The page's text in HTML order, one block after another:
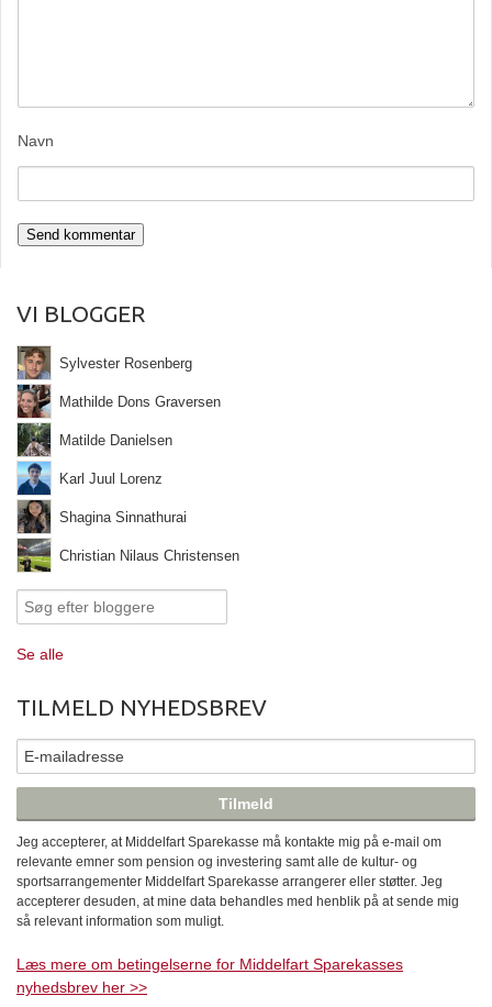
Navn
VI BLOGGER
Sylvester Rosenberg
Mathilde Dons Graversen
Matilde Danielsen
Karl Juul Lorenz
Shagina Sinnathurai
Christian Nilaus Christensen
Se alle
TILMELD NYHEDSBREV
Jeg accepterer, at Middelfart Sparekasse må kontakte mig på e-mail om
relevante emner som pension og investering samt alle de kultur- og
sportsarrangementer Middelfart Sparekasse arrangerer eller støtter. Jeg
accepterer desuden, at mine data behandles med henblik på at sende mig
så relevant information som muligt.
Læs mere om betingelserne for Middelfart Sparekasses
nyhedsbrev her >>